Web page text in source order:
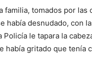
tomados por las
había desnudado, con
le tapara la
había gritado que tenía